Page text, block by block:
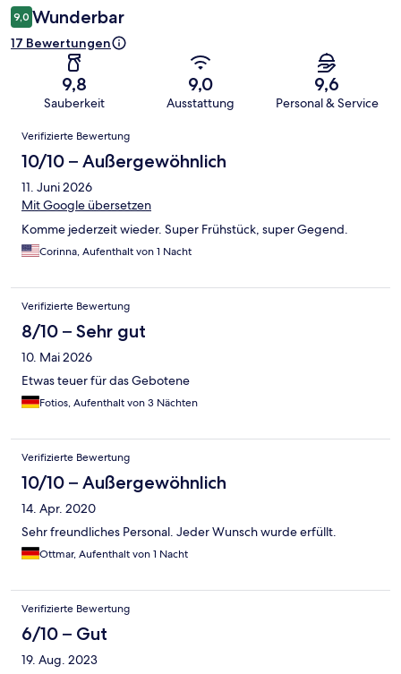
9,0 Wunderbar
17 Bewertungen
9,8
Sauberkeit
9,0
Ausstattung
9,6
Personal & Service
Bewertungen
Verifizierte Bewertung
10/10 – Außergewöhnlich
11. Juni 2026
Mit Google übersetzen
Komme jederzeit wieder. Super Frühstück, super Gegend.
Corinna, Aufenthalt von 1 Nacht
Verifizierte Bewertung
8/10 – Sehr gut
10. Mai 2026
Etwas teuer für das Gebotene
Fotios, Aufenthalt von 3 Nächten
Verifizierte Bewertung
10/10 – Außergewöhnlich
14. Apr. 2020
Sehr freundliches Personal. Jeder Wunsch wurde erfüllt.
Ottmar, Aufenthalt von 1 Nacht
Verifizierte Bewertung
6/10 – Gut
19. Aug. 2023